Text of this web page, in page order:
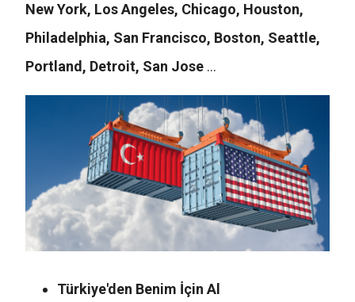
New York, Los Angeles, Chicago, Houston,
Philadelphia, San Francisco, Boston, Seattle,
Portland, Detroit, San Jose ...
Türkiye'den Benim İçin Al